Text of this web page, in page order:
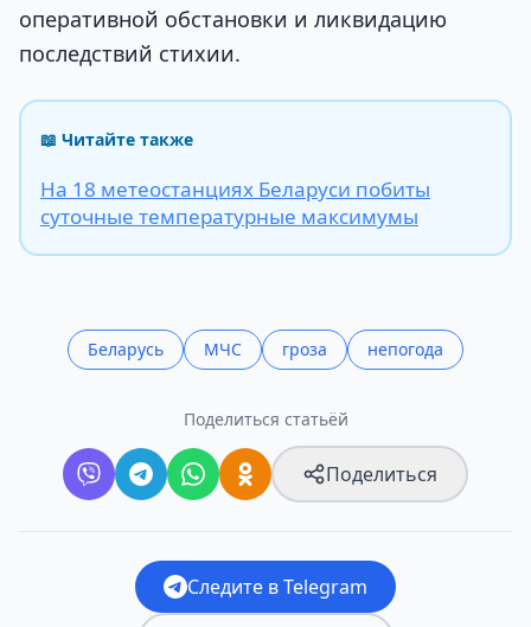
оперативной обстановки и ликвидацию
последствий стихии.
📖 Читайте также
На 18 метеостанциях Беларуси побиты
суточные температурные максимумы
Беларусь МЧС гроза непогода
Поделиться статьёй
Поделиться
Следите в Telegram